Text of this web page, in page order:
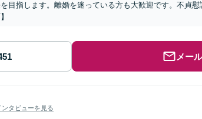
目指します。離婚を迷っている方も大歓迎です。不貞
メー
ンタビューを見る